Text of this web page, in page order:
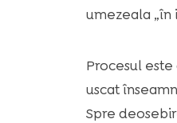
umezeala „în
Procesul
uscat
Spre